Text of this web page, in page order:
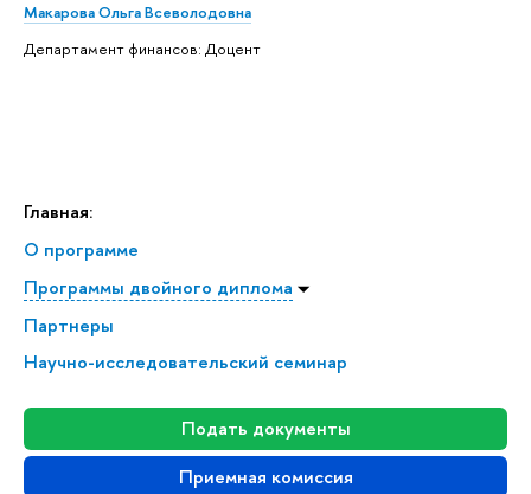
Главная:
О программе
Программы двойного диплома
Партнеры
Научно-исследовательский семинар
Подать документы
Приемная комиссия
Макарова Ольга Всеволодовна
Департамент финансов: Доцент